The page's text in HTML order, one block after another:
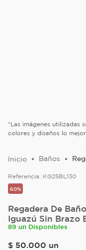
*Las imágenes utilizadas
colores y diseños lo
Baños
Referencia: KG25BL130
60%
Regadera De
Iguazú Sin Brazo
89 un Disponibles
$ 50.000 un